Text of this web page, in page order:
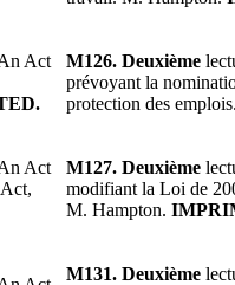
Act
M126. Deuxième
prévoyant la
protection des
Act
M127. Deuxième
modifiant la Loi de
M. Hampton.
M131. Deuxième